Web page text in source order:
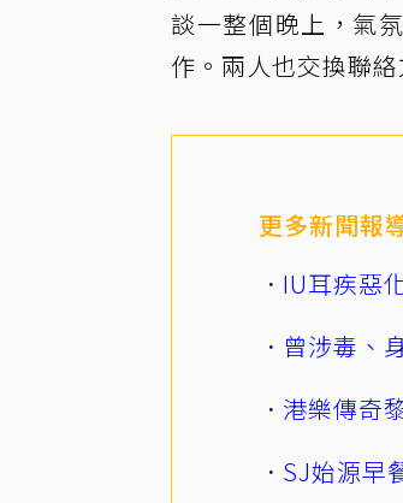
談一整個晚上，氣
作。兩人也交換聯
更多新聞報
IU耳疾惡
曾涉毒、
港樂傳奇
SJ始源早